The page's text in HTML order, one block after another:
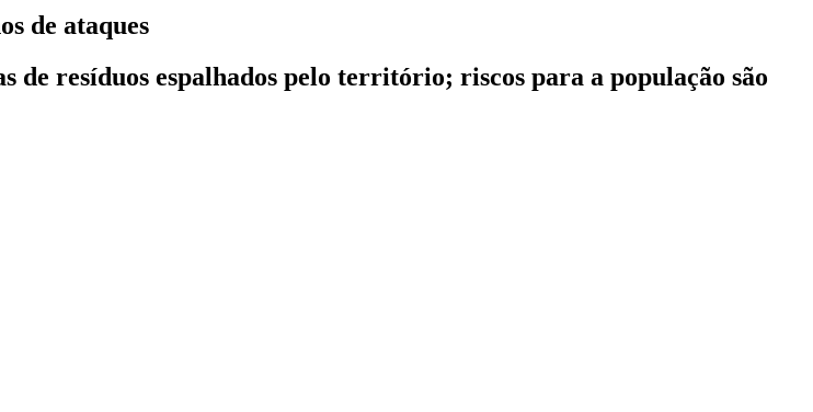
de ataques
de resíduos espalhados pelo território; riscos para a população são